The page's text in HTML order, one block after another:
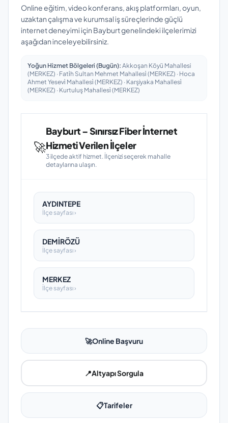
Online eğitim, video konferans, akış platformları, oyun,
uzaktan çalışma ve kurumsal iş süreçlerinde güçlü
internet deneyimi için Bayburt genelindeki ilçelerimizi
aşağıdan inceleyebilirsiniz.
Yoğun Hizmet Bölgeleri (Bugün): Akkoşan Köyü Mahallesi
(MERKEZ) · Fati̇h Sultan Mehmet Mahallesi̇ (MERKEZ) · Hoca
Ahmet Yesevi̇ Mahallesi̇ (MERKEZ) · Karşiyaka Mahallesi̇
(MERKEZ) · Kurtuluş Mahallesi̇ (MERKEZ)
🚀
Bayburt – Sınırsız Fiber İnternet
Hizmeti Verilen İlçeler
3 ilçede aktif hizmet. İlçenizi seçerek mahalle
detaylarına ulaşın.
AYDINTEPE
İlçe sayfası ›
DEMİRÖZÜ
İlçe sayfası ›
MERKEZ
İlçe sayfası ›
🚀Online Başvuru
📍Altyapı Sorgula
📋Tarifeler